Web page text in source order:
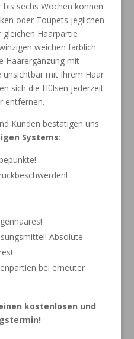
sechs Wochen können
oder Toupets jeglichen
Haarpartie
weichen farblich
Haarergänzung mit
mit Ihrem Haar
sich die Hülsen jederzeit
entfernen.
Kunden bestätigen uns
Systems:
Absolute
bei erneuter
kostenlosen und